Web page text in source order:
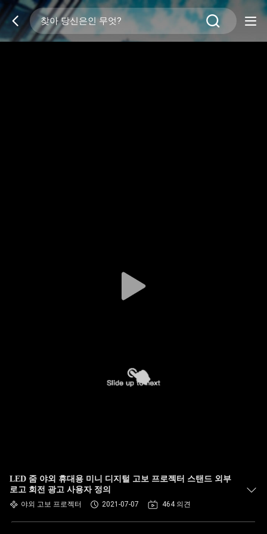
LED 줌 야외 휴대용 미니 디지털 고보 프로젝터 스탠드 외부
로고 회전 광고 사용자 정의
야외 고보 프로젝터 2021-07-07 464 의견